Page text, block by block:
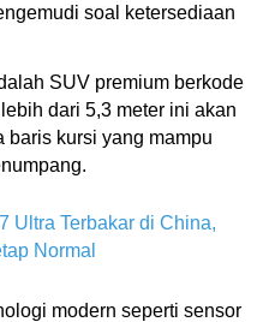
soal ketersediaan
SUV premium berkode
dari 5,3 meter ini akan
baris kursi yang mampu
Ultra Terbakar di China,
Normal
modern seperti sensor